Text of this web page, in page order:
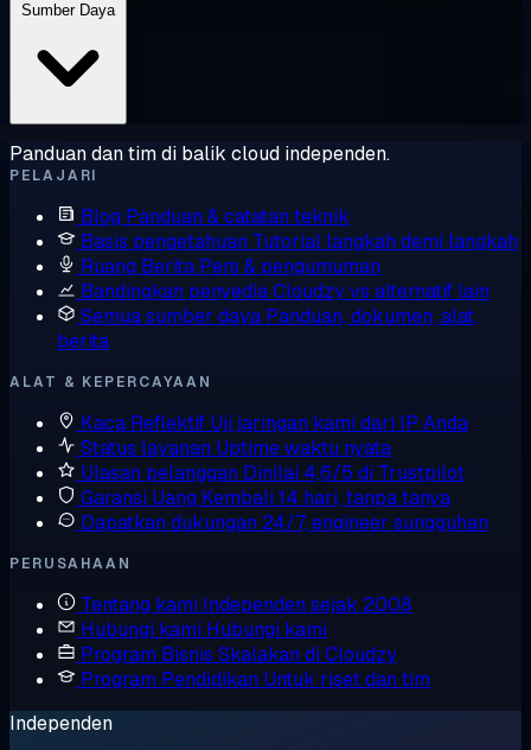
Sumber Daya
Panduan dan tim di balik cloud independen.
PELAJARI
Blog Panduan & catatan teknik
Basis pengetahuan Tutorial langkah demi langkah
Ruang Berita Pers & pengumuman
Bandingkan penyediaCloudzy vs alternatif lain
Semua sumber daya Panduan, dokumen, alat,
berita
ALAT & KEPERCAYAAN
Kaca Reflektif Uji jaringan kami dari IP Anda
Status layanan Uptime waktu nyata
Ulasan pelanggan Dinilai 4,6/5 di Trustpilot
Garansi Uang Kembali 14 hari, tanpa tanya
Dapatkan dukungan 24/7, engineer sungguhan
PERUSAHAAN
Tentang kami Independen sejak 2008
Hubungi kami Hubungi kami
Program Bisnis Skalakan di Cloudzy
Program Pendidikan Untuk riset dan tim
Independen